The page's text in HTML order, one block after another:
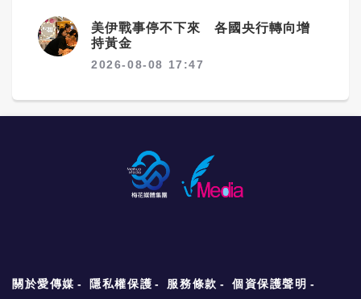
美伊戰事停不下來 各國央行轉向增
持黃金
2026-08-08 17:47
關於愛傳媒 隱私權保護 服務條款 個資保護聲明